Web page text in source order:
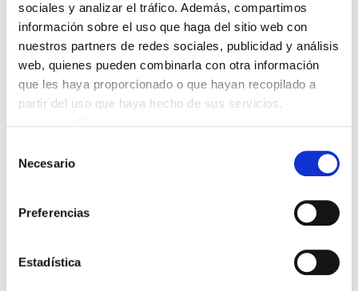
sociales y analizar el tráfico. Además, compartimos
información sobre el uso que haga del sitio web con
nuestros partners de redes sociales, publicidad y análisis
web, quienes pueden combinarla con otra información
que les haya proporcionado o que hayan recopilado a
partir del uso que haya hecho de sus servicios.
Necesario
Preferencias
Estadística
Bideo hau ikusi ahal izatekomarketing-cookieak onartu
behar dituzu.
sindicato ELA y la fundación Manu Robles-
podemos hacer? Participaron en ella Paula
de Ulzurrun. Canción de Selektah kolektiboa
("UPN West edo Unionisten harropuzkeria")